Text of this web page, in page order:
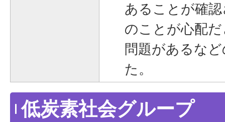
あることが確
のことが心配
問題があるな
た。
低炭素社会グループ